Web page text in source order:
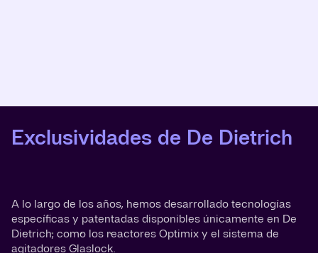
Exclusividades de De Dietrich
A lo largo de los años, hemos desarrollado tecnologías
específicas y patentadas disponibles únicamente en De
Dietrich, como los reactores Optimix y el sistema de
agitadores Glaslock.